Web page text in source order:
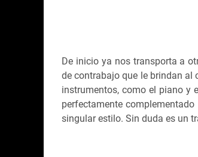
De inicio ya nos transporta a
de contrabajo que le brindan al
instrumentos, como el piano y
perfectamente
singular estilo. Sin duda es un